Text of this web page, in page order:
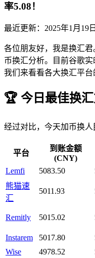
率5.08！
最近更新： 2025年1月19日
各位朋友好，我是换汇
币换汇分析。目前谷歌实
我们来看看各大换汇平台
🏆 今日最佳换
经过对比，今天加币换人
平台
到账金额
(CNY)
Lemfi 5083.50
熊猫速
汇
5011.93
Remitly 5015.02
Instarem
5017.80
Wise
4978.52